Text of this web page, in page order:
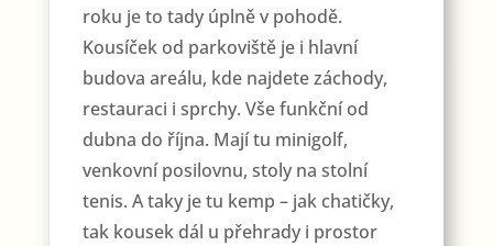
roku je to tady úplně v pohodě.
Kousíček od parkoviště je i hlavní
budova areálu, kde najdete záchody,
restauraci i sprchy. Vše funkční od
dubna do října. Mají tu minigolf,
venkovní posilovnu, stoly na stolní
tenis. A taky je tu kemp – jak chatičky,
tak kousek dál u přehrady i prostor